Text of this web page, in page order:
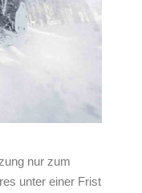
nur zum
unter einer Frist